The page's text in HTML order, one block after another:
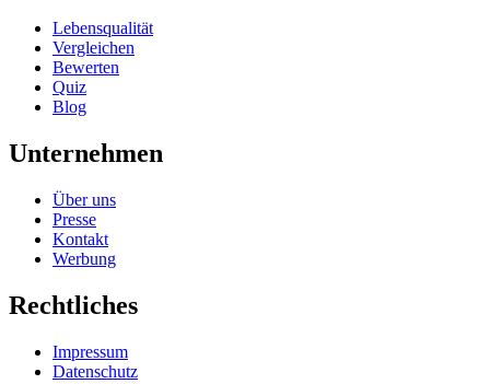
Lebensqualität
Vergleichen
Bewerten
Quiz
Blog
Unternehmen
Über uns
Presse
Kontakt
Werbung
Rechtliches
Impressum
Datenschutz